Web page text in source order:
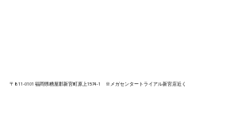
〒811-0101 福岡県糟屋郡新宮町原上1574-1 ​※メガセンタートライアル新宮店近く